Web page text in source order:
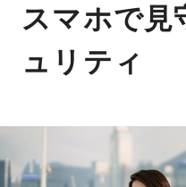
スマホで見
ュリティ